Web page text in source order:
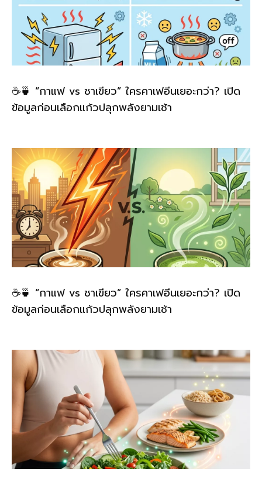
☕🍵 “กาแฟ vs ชาเขียว” ใครคาเฟอีนเยอะกว่า? เปิด
ข้อมูลก่อนเลือกแก้วปลุกพลังยามเช้า
☕🍵 “กาแฟ vs ชาเขียว” ใครคาเฟอีนเยอะกว่า? เปิด
ข้อมูลก่อนเลือกแก้วปลุกพลังยามเช้า